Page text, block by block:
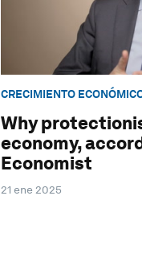
CRECIMIENTO
Why
economy,
Economist
21 ene 2025